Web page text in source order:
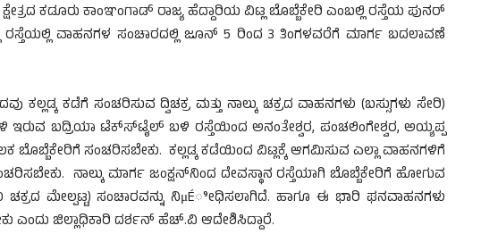
ಕಡೂರು ಕಾಂಞಂಗಾಡ್ ರಾಜ್ಯ ಹೆದ್ದಾರಿಯ ವಿಟ್ಲ ಬೊಬ್ಬೆಕೇರಿ ಎಂಬಲ್ಲಿ ರಸ್ತೆಯ ಪುನರ್
ವಾಹನಗಳ ಸಂಚಾರದಲ್ಲಿ ಜೂನ್ 5 ರಿಂದ 3 ತಿಂಗಳವರೆಗೆ ಮಾರ್ಗ ಬದಲಾವಣೆ
ಕಡೆಗೆ ಸಂಚರಿಸುವ ದ್ವಿಚಕ್ರ ಮತ್ತು ನಾಲ್ಕು ಚಕ್ರದ ವಾಹನಗಳು (ಬಸ್ಸುಗಳು ಸೇರಿ)
ಇರುವ ಬದ್ರಿಯಾ ಟೆಕ್ಸ್‍ಟೈಲ್ ಬಳಿ ರಸ್ತೆಯಿಂದ ಅನಂತೇಶ್ವರ, ಪಂಚಲಿಂಗೇಶ್ವರ, ಅಯ್ಯಪ್ಪ
ಬೊಬ್ಬೆಕೇರಿಗೆ ಸಂಚರಿಸಬೇಕು. ಕಲ್ಲಡ್ಕ ಕಡೆಯಿಂದ ವಿಟ್ಲಕ್ಕೆ ಆಗಮಿಸುವ ಎಲ್ಲಾ ವಾಹನಗಳಿಗೆ
ನಾಲ್ಕು ಮಾರ್ಗ ಜಂಕ್ಷನ್‍ನಿಂದ ದೇವಸ್ಥಾನ ರಸ್ತೆಯಾಗಿ ಬೊಬ್ಬೆಕೇರಿಗೆ ಹೋಗುವ
ಚಕ್ರದ ಮೇಲ್ಪಟ್ಟ) ಸಂಚಾರವನ್ನು ನಿμÉೀಧಿಸಲಾಗಿದೆ. ಹಾಗೂ ಈ ಭಾರಿ ಘನವಾಹನಗಳು
ಎಂದು ಜಿಲ್ಲಾಧಿಕಾರಿ ದರ್ಶನ್ ಹೆಚ್.ವಿ ಆದೇಶಿಸಿದ್ದಾರೆ.